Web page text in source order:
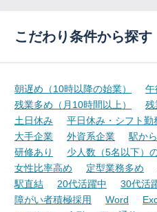
こだわり条件から探す
朝遅め（10時以降の始業） 午
残業多め（月10時間以上）
残
土日休み
平日休み・シフト勤
大手企業
外資系企業 駅か
研修あり
少人数（5名以下）
女性比率高め
定型業務多め
駅直結
20代活躍中 30代活
障がい者積極採用
Word